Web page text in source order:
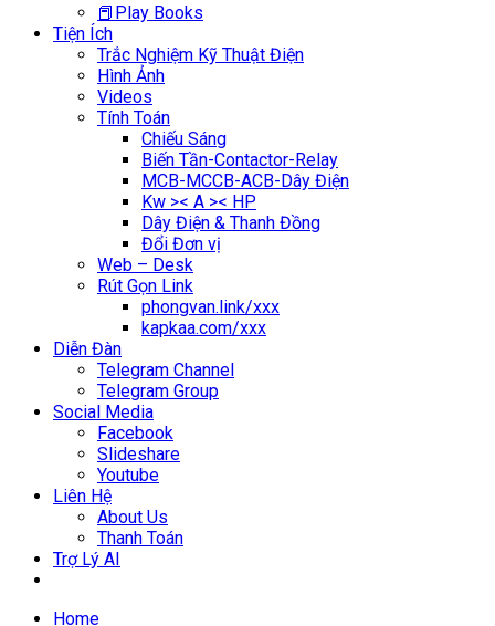
📕Play Books
Tiện Ích
Trắc Nghiệm Kỹ Thuật Điện
Hình Ảnh
Videos
Tính Toán
Chiếu Sáng
Biến Tần-Contactor-Relay
MCB-MCCB-ACB-Dây Điện
Kw >< A >< HP
Dây Điện & Thanh Đồng
Đổi Đơn vị
Web – Desk
Rút Gọn Link
phongvan.link/xxx
kapkaa.com/xxx
Diễn Đàn
Telegram Channel
Telegram Group
Social Media
Facebook
Slideshare
Youtube
Liên Hệ
About Us
Thanh Toán
Trợ Lý AI
Home